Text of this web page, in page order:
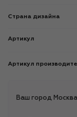
Страна дизайна
Артикул
Артикул
Ваш город Москва